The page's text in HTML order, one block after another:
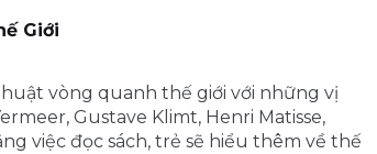
Giới
vòng quanh thế giới với những vị
Gustave Klimt, Henri Matisse,
việc đọc sách, trẻ sẽ hiểu thêm về thế